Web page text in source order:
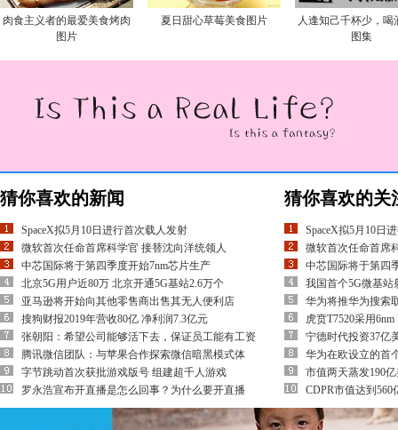
肉食主义者的最爱美食烤肉
图片
夏日甜心草莓美食图片
人逢知己千杯少，喝
图集
猜你喜欢的新闻
SpaceX拟5月10日进行首次载人发射
微软首次任命首席科学官 接替沈向洋统领人
中芯国际将于第四季度开始7nm芯片生产
北京5G用户近80万 北京开通5G基站2.6万个
亚马逊将开始向其他零售商出售其无人便利店
搜狗财报2019年营收80亿 净利润7.3亿元
张朝阳：希望公司能够活下去，保证员工能有工资
腾讯微信团队：与苹果合作探索微信暗黑模式体
字节跳动首次获批游戏版号 组建超千人游戏
罗永浩宣布开直播是怎么回事？为什么要开直播
猜你喜欢的关
SpaceX拟5月10日
微软首次任命首席
中芯国际将于第四
我国首个5G微基站
华为将推华为搜索
虎贲T7520采用
宁德时代投资37亿
华为在欧设立的首
市值两天蒸发190
CDPR市值达到